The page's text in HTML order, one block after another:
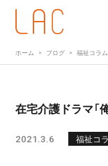
ホーム ブログ 福祉コラム
在宅介護ドラマ「
2021.3.6 福祉コ